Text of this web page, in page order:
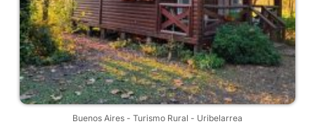
Buenos Aires - Turismo Rural - Uribelarrea